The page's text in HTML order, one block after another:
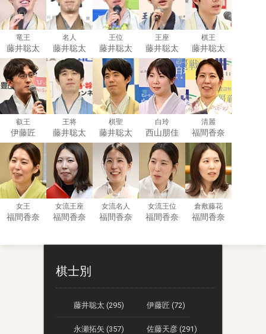
竜王
藤井聡太
名人
藤井聡太
王位
藤井聡太
王座
藤井聡太
棋王
藤井聡太
叡王
伊藤匠
王将
藤井聡太
棋聖
藤井聡太
白玲
西山朋佳
清麗
福間香奈
女王
福間香奈
女流王座
福間香奈
女流名人
福間香奈
女流王位
福間香奈
倉敷藤花
福間香奈
棋士別
藤井聡太 (295) 伊藤匠 (72)
永瀬拓矢 (357) 佐藤天彦 (291)